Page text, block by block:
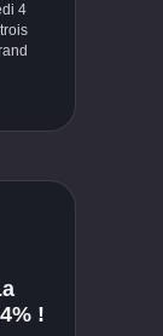
4
!